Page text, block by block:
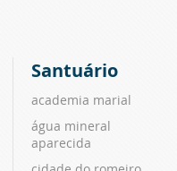
Santuário
academia marial
água mineral
aparecida